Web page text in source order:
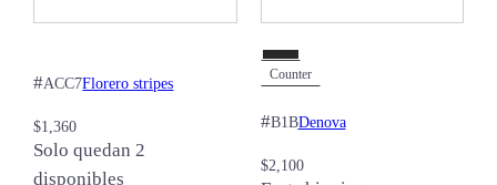
#ACC7Florero stripes
$1,360
Solo quedan 2
disponibles
#B1BDenova
Counter
$2,100